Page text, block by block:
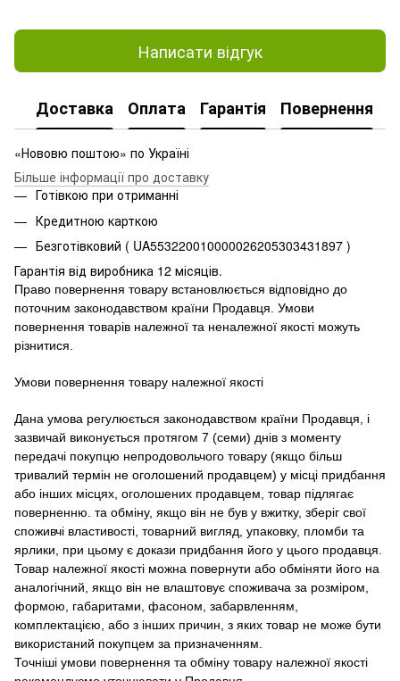
Написати відгук
Доставка Оплата Гарантія Повернення
«Нововю поштою» по Україні
Більше інформації про доставку
Готівкою при отриманні
Кредитною карткою
Безготівковий ( UA553220010000026205303431897 )
Гарантія від виробника 12 місяців.
Право повернення товару встановлюється відповідно до
поточним законодавством країни Продавця. Умови
повернення товарів належної та неналежної якості можуть
різнитися.
Умови повернення товару належної якості
Дана умова регулюється законодавством країни Продавця, і
зазвичай виконується протягом 7 (семи) днів з моменту
передачі покупцю непродовольчого товару (якщо більш
тривалий термін не оголошений продавцем) у місці придбання
або інших місцях, оголошених продавцем, товар підлягає
поверненню. та обміну, якщо він не був у вжитку, зберіг свої
споживчі властивості, товарний вигляд, упаковку, пломби та
ярлики, при цьому є докази придбання його у цього продавця.
Товар належної якості можна повернути або обміняти його на
аналогічний, якщо він не влаштовує споживача за розміром,
формою, габаритами, фасоном, забарвленням,
комплектацією, або з інших причин, з яких товар не може бути
використаний покупцем за призначенням.
Точніші умови повернення та обміну товару належної якості